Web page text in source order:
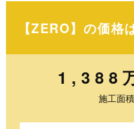
【ZERO】の価格
1,388
施工面